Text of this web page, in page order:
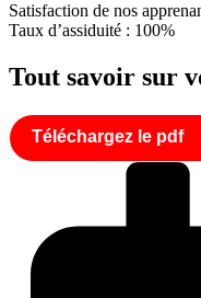
Satisfaction de nos
Taux d’assiduité : 100%
Tout savoir sur
Téléchargez le pdf